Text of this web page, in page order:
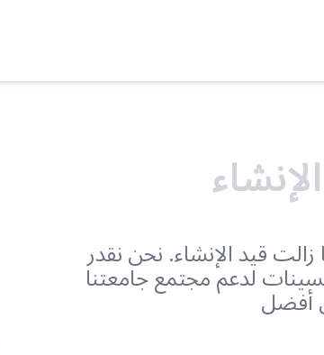
قيد الإنشاء. نحن نقدر
لدعم مجتمع جامعتنا
أفضل